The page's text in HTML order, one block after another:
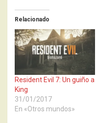
Relacionado
Resident Evil 7: Un guiño a
King
31/01/2017
En «Otros mundos»